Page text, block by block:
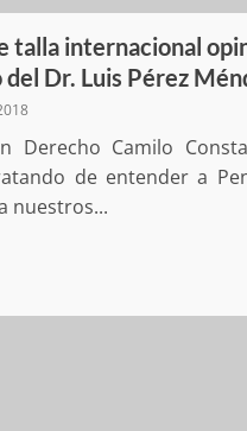
talla internacional
del Dr. Luis Pérez
Derecho Camilo
de entender a
nuestros...